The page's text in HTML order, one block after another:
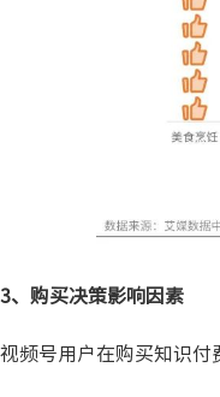
3、购买决策影响因素
视频号用户在购买知识付